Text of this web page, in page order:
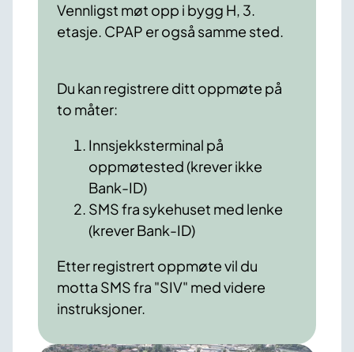
Vennligst møt opp i bygg H, 3.
etasje. CPAP er også samme sted.
Du kan registrere ditt oppmøte på
to måter:
Innsjekksterminal på
oppmøtested (krever ikke
Bank-ID)
SMS fra sykehuset med lenke
(krever Bank-ID)
Etter registrert oppmøte vil du
motta SMS fra "SIV" med videre
instruksjoner.